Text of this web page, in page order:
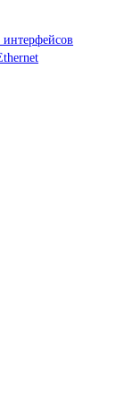
интерфейсов